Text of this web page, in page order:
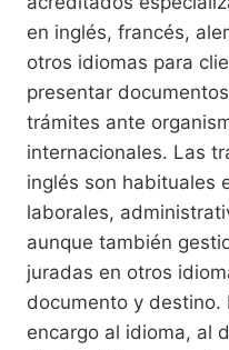
en inglés, francés,
otros idiomas para
presentar
trámites ante
internacionales. Las
inglés son habituales
laborales,
aunque también
juradas en otros
documento y destino.
encargo al idioma, al